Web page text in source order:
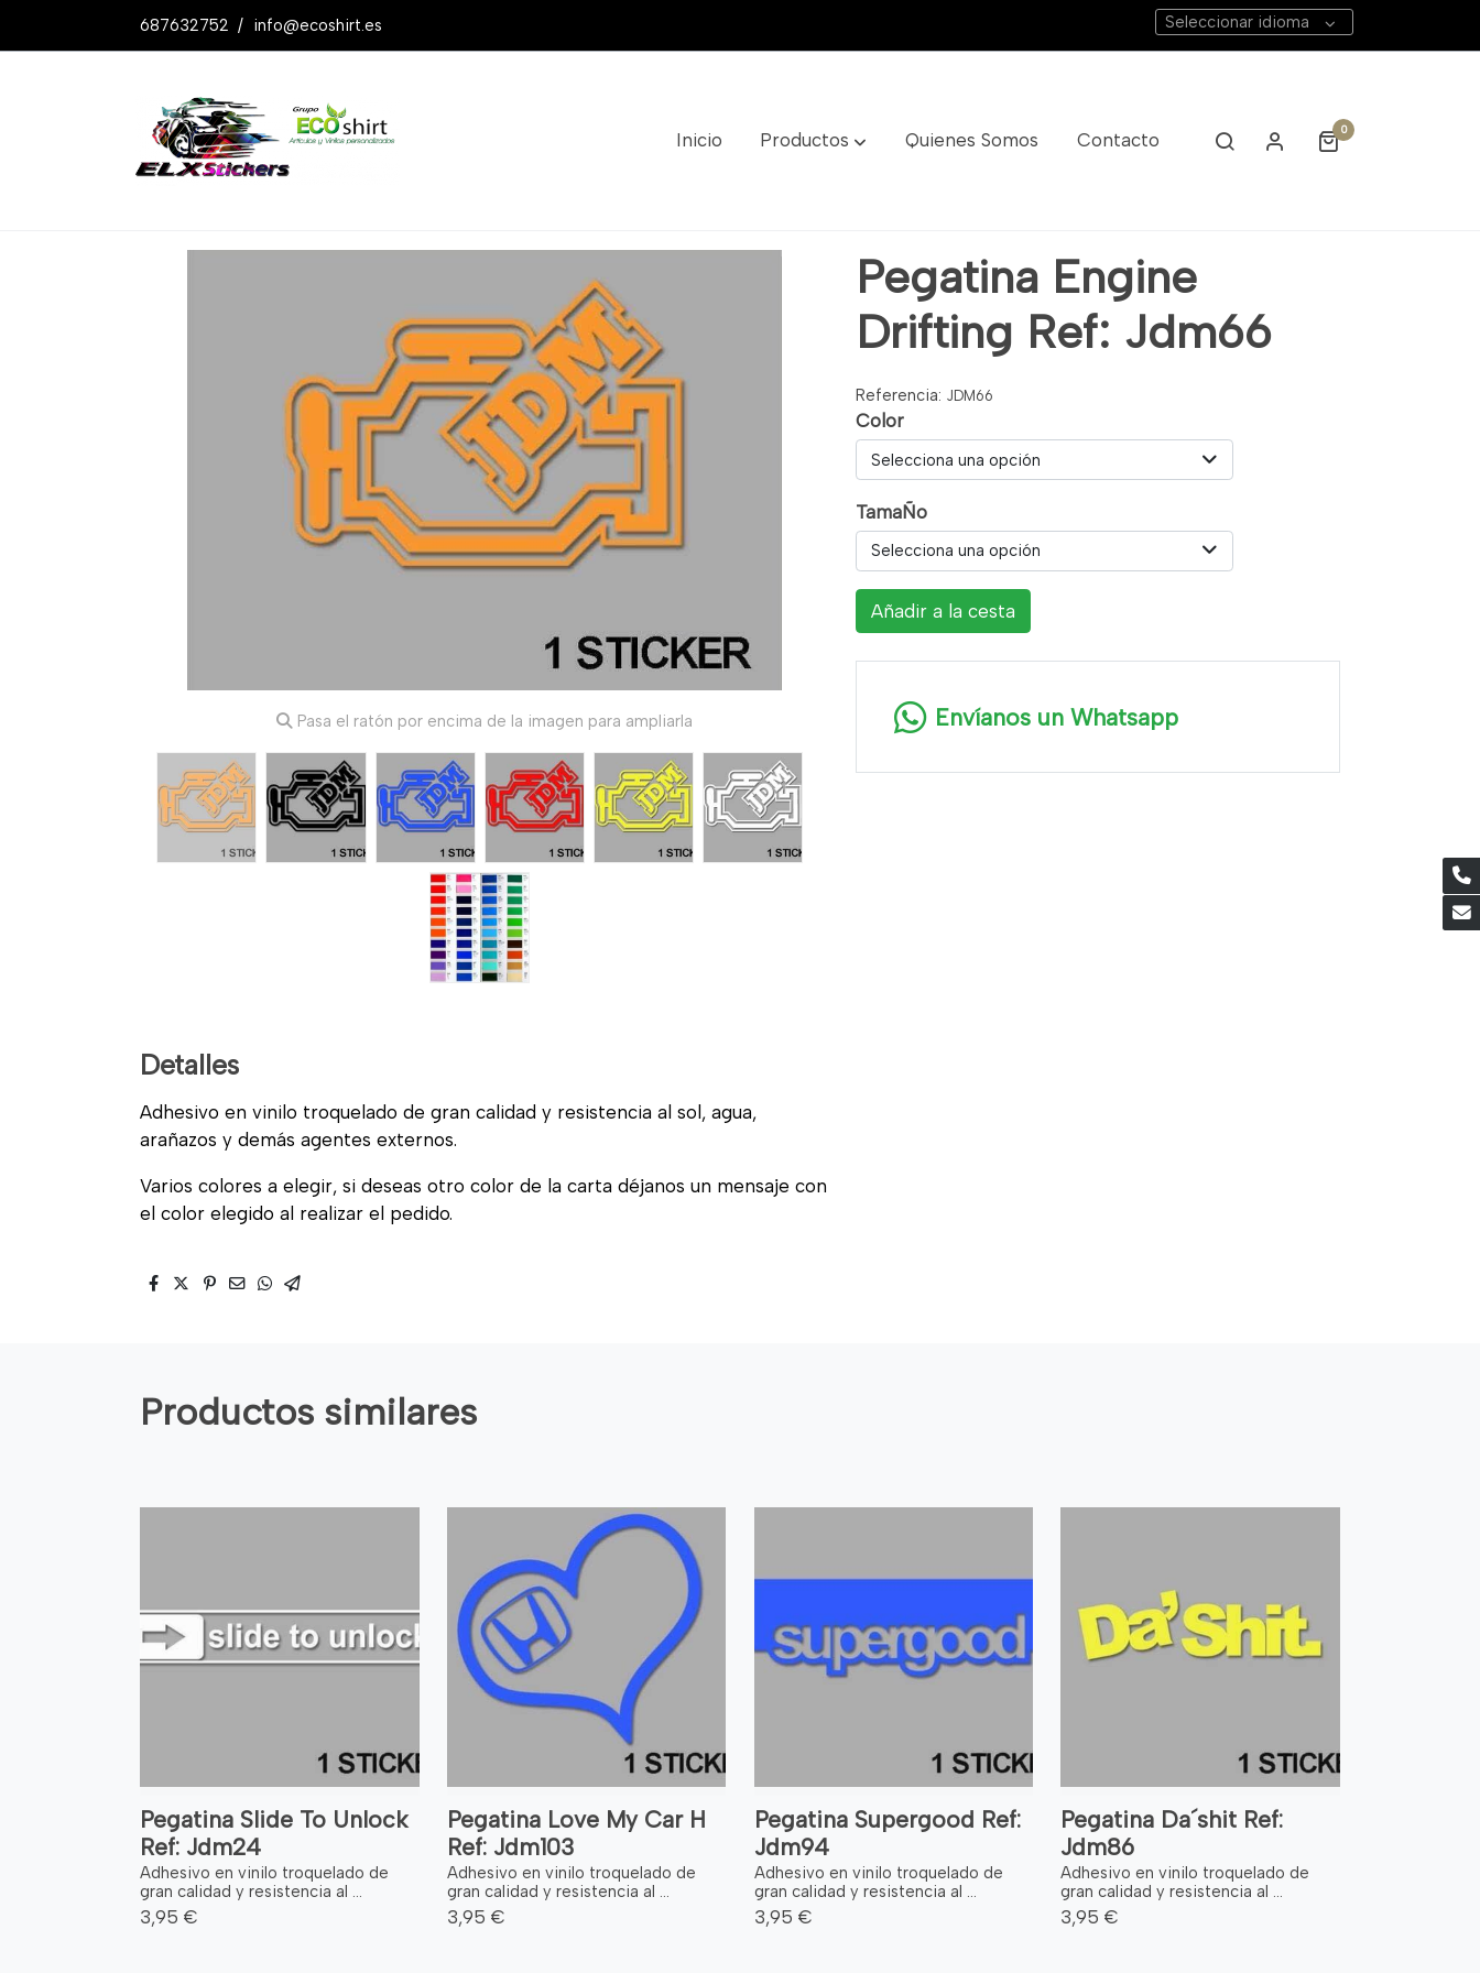
687632752 / info@ecoshirt.es Seleccionar idioma
Inicio Productos Quienes Somos Contacto 0
Productos Pegatina Engine Drifting Ref: Jdm66
Pasa el ratón por encima de la imagen para ampliarla
Detalles
Adhesivo en vinilo troquelado de gran calidad y resistencia al sol, agua,
arañazos y demás agentes externos.
Varios colores a elegir, si deseas otro color de la carta déjanos un mensaje con
el color elegido al realizar el pedido.
Pegatina Engine
Drifting Ref: Jdm66
Referencia: JDM66
Color
Selecciona una opción
TamaÑo
Selecciona una opción
Añadir a la cesta
Envíanos un Whatsapp
Productos similares
Pegatina Slide To Unlock
Ref: Jdm24
Adhesivo en vinilo troquelado de
gran calidad y resistencia al ...
3,95 €
Pegatina Love My Car H
Ref: Jdm103
Adhesivo en vinilo troquelado de
gran calidad y resistencia al ...
3,95 €
Pegatina Supergood Ref:
Jdm94
Adhesivo en vinilo troquelado de
gran calidad y resistencia al ...
3,95 €
Pegatina Da´shit Ref:
Jdm86
Adhesivo en vinilo troquelado de
gran calidad y resistencia al ...
3,95 €